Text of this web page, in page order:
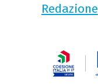
Redazione